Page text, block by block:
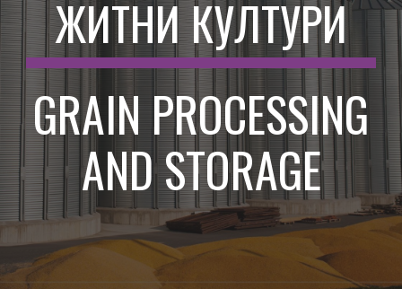
ЖИТНИ КУЛТУРИ
GRAIN PROCESSING
AND STORAGE